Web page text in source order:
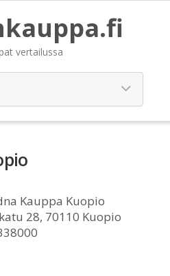
vertailussa
Kauppa Kuopio
28, 70110 Kuopio